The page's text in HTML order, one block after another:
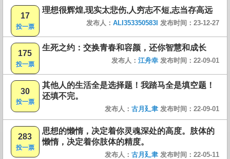
17
投一票
理想很辉煌,现实太悲伤,人穷志不短,志当存高远
发布人： ALI353350583I 发布时间：23-12-27
175
投一票
生死之约：交换青春和容颜，还你智慧和成长
发布人： 江舟幸 发布时间：22-09-01
30
投一票
其他人的生活全是选择题！我踏马全是填空题！
还填不完。
发布人： 古月廴聿 发布时间：22-09-01
283
投一票
思想的懒惰，决定着你灵魂深处的高度。肢体的
懒惰，决定着你肢体的精度。
发布人： 古月廴聿 发布时间：22-05-11